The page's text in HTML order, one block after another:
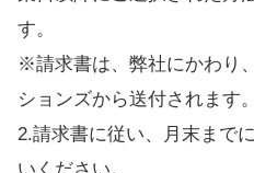
す。
※請求書は、弊社にかわり
ションズから送付されます。
2.請求書に従い、月末まで